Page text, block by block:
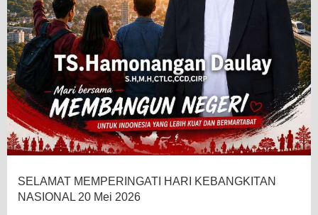
SELAMAT MEMPERINGATI HARI KEBANGKITAN
NASIONAL 20 Mei 2026